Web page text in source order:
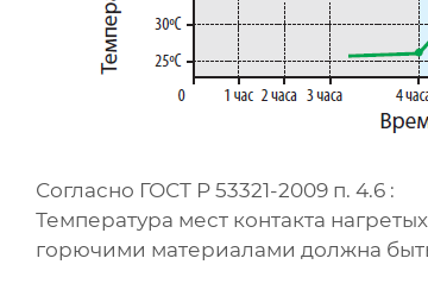
Согласно ГОСТ Р 53321-2009 п. 4.6 :
Температура мест контакта
горючими материалами должна